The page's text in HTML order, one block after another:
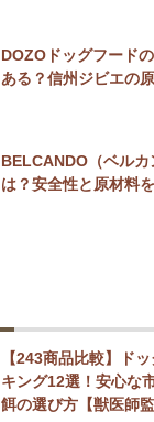
DOZOドッグフード
ある？信州ジビエの
BELCANDO（ベルカ
は？安全性と原材料
【243商品比較】ド
キング12選！安心な
餌の選び方【獣医師監